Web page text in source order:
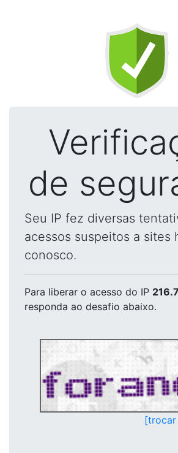
de
Seu IP fez diversas
acessos suspeitos a sites
conosco.
Para liberar o acesso do IP
responda ao desafio abaixo.
[trocar